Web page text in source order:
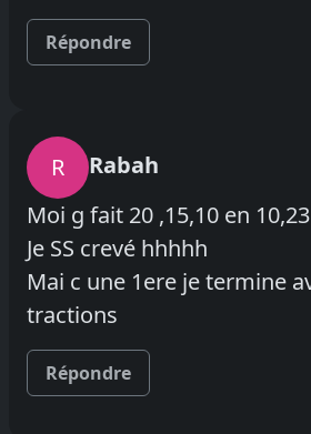
Répondre
R
Rabah
Moi g fait 20 ,15,10 en 10,23
Je SS crevé hhhhh
Mai c une 1ere je termine
tractions
Répondre